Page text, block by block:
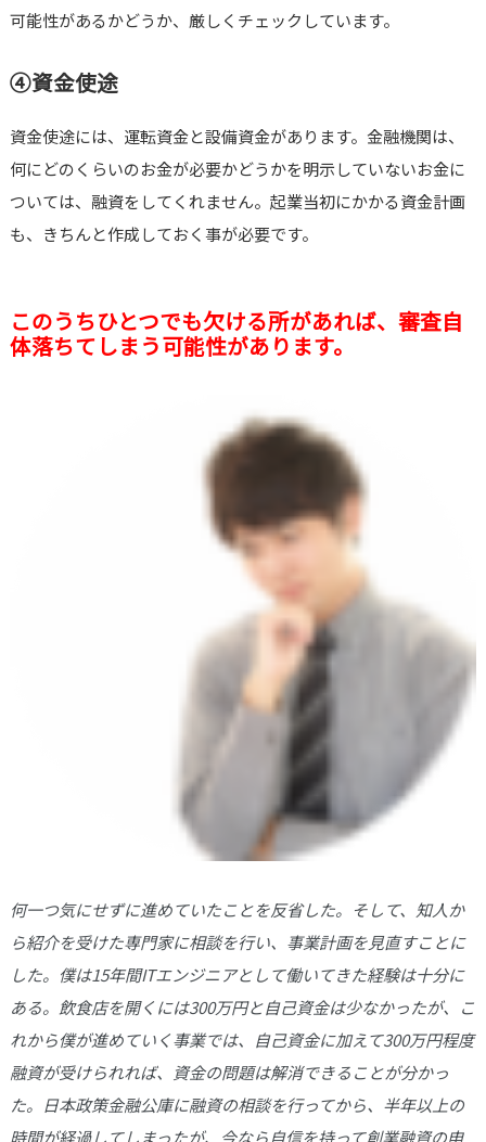
可能性があるかどうか、厳しくチェックしています。
④資金使途
資金使途には、運転資金と設備資金があります。金融機関は、
何にどのくらいのお金が必要かどうかを明示していないお金に
ついては、融資をしてくれません。起業当初にかかる資金計画
も、きちんと作成しておく事が必要です。
このうちひとつでも欠ける所があれば、審査自
体落ちてしまう可能性があります。
何一つ気にせずに進めていたことを反省した。そして、知人か
ら紹介を受けた専門家に相談を行い、事業計画を見直すことに
した。僕は15年間ITエンジニアとして働いてきた経験は十分に
ある。飲食店を開くには300万円と自己資金は少なかったが、こ
れから僕が進めていく事業では、自己資金に加えて300万円程度
融資が受けられれば、資金の問題は解消できることが分かっ
た。日本政策金融公庫に融資の相談を行ってから、半年以上の
時間が経過してしまったが、今なら自信を持って創業融資の申